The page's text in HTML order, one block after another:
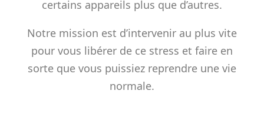
certains appareils plus que d’autres.
Notre mission est d’intervenir au plus vite
pour vous libérer de ce stress et faire en
sorte que vous puissiez reprendre une vie
normale.